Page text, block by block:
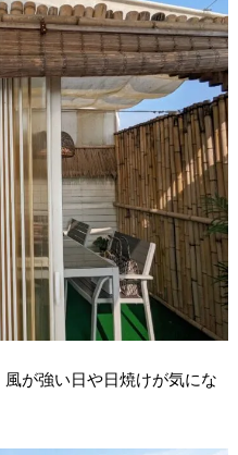
が強い日や日焼けが気にな